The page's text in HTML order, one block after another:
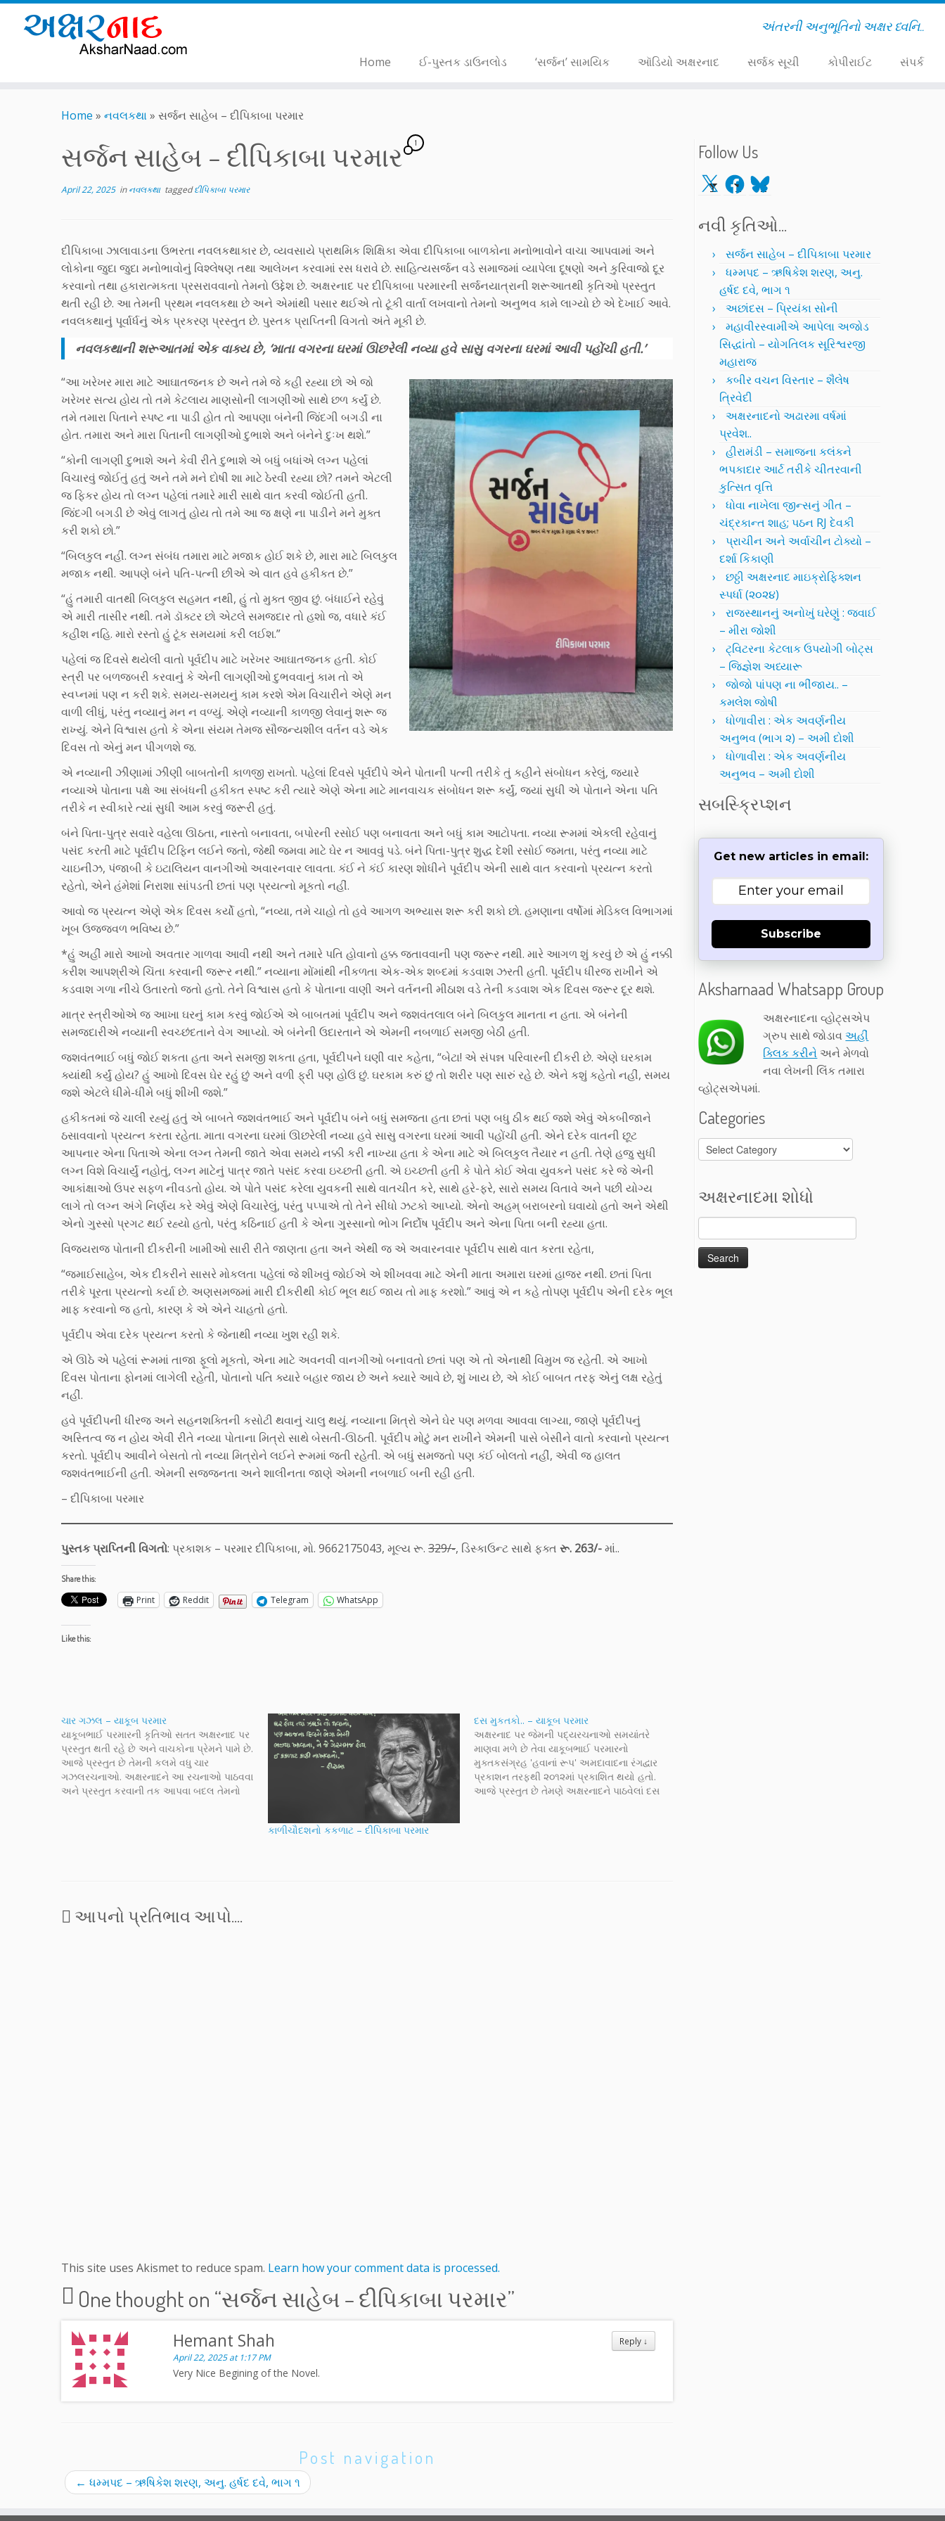
અંતરની અનુભૂતિનો અક્ષર ધ્વનિ..
Home ઈ-પુસ્તક ડાઉનલોડ ‘સર્જન’ સામયિક ઑડિયો અક્ષરનાદ સર્જક સૂચી કોપીરાઈટ સંપર્ક
Home » નવલકથા» સર્જન સાહેબ – દીપિકાબા પરમાર
સર્જન સાહેબ – દીપિકાબા પરમાર 1
April 22, 2025inનવલકથા taggedદીપિકાબા પરમાર
દીપિકાબા ઝાલાવાડના ઉભરતા નવલકથાકાર છે, વ્યવસાયે પ્રાથમિક શિક્ષિકા એવા દીપિકાબા બાળકોના મનોભાવોને વાચા આપવામાં અને
લોકોના જુદા જુદા મનોભાવોનું વિશ્લેષણ તથા આલેખન કરવામાં રસ ધરાવે છે. સાહિત્યસર્જન વડે સમાજમાં વ્યાપેલા દૂષણો અને કુરિવાજો દૂર
કરવાનો તથા હકારાત્મકતા પ્રસરાવવાનો તેમનો ઉદ્દેશ છે. અક્ષરનાદ પર દીપિકાબા પરમારની સર્જનયાત્રાની શરૂઆતથી કૃતિઓ પ્રસ્તુત
થતી રહી છે. આ તેમની પ્રથમ નવલકથા છે અને એમાંથી પસાર થઈએ તો ટૂંકી વાર્તા લખવાનો તેમનો અનુભવ કામે લાગ્યો છે એ દેખાઈ આવે.
નવલકથાનું પૂર્વાર્ધનું એક પ્રકરણ પ્રસ્તુત છે. પુસ્તક પ્રાપ્તિની વિગતો અંતે મૂકી છે.
નવલકથાની શરૂઆતમાં એક વાક્ય છે, ‘માતા વગરના ઘરમાં ઊછરેલી નવ્યા હવે સાસુ વગરના ઘરમાં આવી પહોંચી હતી.’
“આ ખરેખર મારા માટે આઘાતજનક છે અને તમે જે કહી રહ્યા છો એ જો
ખરેખર સત્ય હોય તો તમે કેટલાય માણસોની લાગણીઓ સાથે છળ કર્યું છે.
તમે તમારા પિતાને સ્પષ્ટ ના પાડી હોત તો આપણા બંનેની જિંદગી બગડી ના
હોત. તમારા અને મારા પિતાની લાગણીઓ દુભાશે અને બંનેને દુઃખ થશે.”
“કોની લાગણી દુભાશે અને કેવી રીતે દુભાશે એ બધું બધાંએ લગ્ન પહેલાં
વિચારવું જોઈતું હતું અને તમે મને દોષી શા માટે ઠેરવી રહ્યા છો? તમને એટલી
જ ફિકર હોય તો લગ્ન પહેલાં તમારે મારી સાથે વાત કરવી જોઈતી હતી.
જિંદગી બગડી છે એવું લાગતું હોય તો તમે આ જ ક્ષણે ના પાડીને મને મુક્ત
કરી શકો છો.”
“બિલકુલ નહીં. લગ્ન સંબંધ તમારા માટે મજાક હોઈ શકે છે, મારા માટે બિલકુલ
મજાક નથી. આપણે બંને પતિ-પત્ની છીએ એ વાત હવે હકીકત છે.”
“હું તમારી વાતથી બિલકુલ સહમત નથી, હું તો મુક્ત જીવ છું. બંધાઈને રહેવું
એ મારી તાસીર નથી. તમે ડૉક્ટર છો એટલે સમજદાર તો હશો જ, વધારે કંઈ
કહીશ નહિ. મારો રસ્તો હું ટૂંક સમયમાં કરી લઈશ.”
પહેલાં જ દિવસે થયેલી વાતો પૂર્વદીપ માટે ખરેખર આઘાતજનક હતી. કોઈ
સ્ત્રી પર બળજબરી કરવાનું કે એની લાગણીઓ દુભવવાનું કામ તો એ
સ્વપ્નમાં પણ ન કરી શકે. સમય-સમયનું કામ કરશે એમ વિચારીને એણે મન
વાળી લીધું, પરંતુ નવ્યાનું મન ન વળ્યું. એણે નવ્યાની કાળજી લેવાનું શરૂ જ
રાખ્યું. એને વિશ્વાસ હતો કે એના સંયમ તેમજ સૌજન્યશીલ વર્તન વડે એક
દિવસ તો એનું મન પીગળશે જ.
એ નવ્યાની ઝીણામાં ઝીણી બાબતોની કાળજી રાખતો. પહેલાં દિવસે પૂર્વદીપે એને પોતાની પત્ની તરીકે તું કહીને સંબોધન કરેલું, જ્યારે
નવ્યાએ પોતાના પક્ષે આ સંબંધની હકીકત સ્પષ્ટ કરી ત્યારે એણે એના માટે માનવાચક સંબોધન શરૂ કર્યું, જ્યાં સુધી એ પોતાને એના પતિ
તરીકે ન સ્વીકારે ત્યાં સુધી આમ કરવું જરૂરી હતું.
બંને પિતા-પુત્ર સવારે વહેલા ઊઠતા, નાસ્તો બનાવતા, બપોરની રસોઈ પણ બનાવતા અને બધું કામ આટોપતા. નવ્યા રૂમમાં એકલી રહેવાનું
પસંદ કરતી માટે પૂર્વદીપ ટિફિન લઈને જતો, જેથી જમવા માટે ઘેર ન આવવું પડે. બંને પિતા-પુત્ર શુદ્ધ દેશી રસોઈ જમતા, પરંતુ નવ્યા માટે
ચાઇનીઝ, પંજાબી કે ઇટાલિયન વાનગીઓ અવારનવાર લાવતા. કંઈ ને કંઈ કારણ શોધીને પૂર્વદીપ એની સાથે વાત કરવાનો પ્રયત્ન કરતો
રહેતો, એને હંમેશાં નિરાશા સાંપડતી છતાં પણ પ્રયત્નો મૂકતો નહીં.
આવો જ પ્રયત્ન એણે એક દિવસ કર્યો હતો, “નવ્યા, તમે ચાહો તો હવે આગળ અભ્યાસ શરૂ કરી શકો છો. હમણાના વર્ષોમાં મેડિકલ વિભાગમાં
ખૂબ ઉજ્જ્વળ ભવિષ્ય છે.”
*હું અહીં મારો આખો અવતાર ગાળવા આવી નથી અને તમારે પતિ હોવાનો હક્ક જતાવવાની પણ જરૂર નથી. મારે આગળ શું કરવું છે એ હું નક્કી
કરીશ આપશ્રીએ ચિંતા કરવાની જરૂર નથી.” નવ્યાના મોંમાંથી નીકળતા એક-એક શબ્દમાં કડવાશ ઝરતી હતી. પૂર્વદીપ ધીરજ રાખીને એ
કડવાશ ગળા નીચે ઉતારતો જતો હતો. તેને વિશ્વાસ હતો કે પોતાના વાણી અને વર્તનની મીઠાશ વડે તેની કડવાશ એક દિવસ જરૂર દૂર થશે.
માત્ર સ્ત્રીઓએ જ આખા ઘરનું કામ કરવું જોઈએ એ બાબતમાં પૂર્વદીપ અને જશવંતલાલ બંને બિલકુલ માનતા ન હતા. એ બંનેની
સમજદારીએ નવ્યાની સ્વચ્છંદતાને વેગ આપ્યો. એ બંનેની ઉદારતાને એ એમની નબળાઈ સમજી બેઠી હતી.
જશવંતભાઈ બધું જોઈ શકતા હતા અને સમજી શકતા હતા, પૂર્વદીપને ઘણી વાર કહેતા, “બેટા! એ સંપન્ન પરિવારની દીકરી છે. એણે ઘરકામ
ક્યાંથી કર્યું હોય? હું આખો દિવસ ઘેર રહું છું અને વળી ફ્રી પણ હોઉં છું. ઘરકામ કરું છું તો શરીર પણ સારું રહે છે. એને કશું કહેતો નહીં, સમય
જશે એટલે ધીમે-ધીમે બધું શીખી જશે.”
હકીકતમાં જે ચાલી રહ્યું હતું એ બાબતે જશવંતભાઈ અને પૂર્વદીપ બંને બધું સમજતા હતા છતાં પણ બધુ ઠીક થઈ જશે એવું એકબીજાને
ઠસાવવાનો પ્રયત્ન કરતા રહેતા. માતા વગરના ઘરમાં ઊછરેલી નવ્યા હવે સાસુ વગરના ઘરમાં આવી પહોંચી હતી. એને દરેક વાતની છૂટ
આપનાર એના પિતાએ એના લગ્ન તેમની જાતે એવા સમયે નક્કી કરી નાખ્યા હતા કે એના માટે એ બિલકુલ તૈયાર ન હતી. તેણે હજુ સુધી
લગ્ન વિશે વિચાર્યું નહોતું, લગ્ન માટેનું પાત્ર જાતે પસંદ કરવા ઇચ્છતી હતી. એ ઇચ્છતી હતી કે પોતે કોઈ એવા યુવકને પસંદ કરે જે એની
આકાંક્ષાઓ ઉપર સફળ નીવડતો હોય. એ પોતે પસંદ કરેલા યુવકની સાથે વાતચીત કરે, સાથે હરે-ફરે, સારો સમય વિતાવે અને પછી યોગ્ય
લાગે તો લગ્ન અંગે નિર્ણય કરે એવું એણે વિચારેલું, પરંતુ પપ્પાએ તો તેને સીધો ઝટકો આપ્યો. એનો અહમ્ બરાબરનો ઘવાયો હતો અને એથી
એનો ગુસ્સો પ્રગટ થઈ રહ્યો હતો, પરંતુ કઠિનાઈ હતી કે એના ગુસ્સાનો ભોગ નિર્દોષ પૂર્વદીપ અને એના પિતા બની રહ્યા હતા.
વિજયરાજ પોતાની દીકરીની ખામીઓ સારી રીતે જાણતા હતા અને એથી જ એ અવારનવાર પૂર્વદીપ સાથે વાત કરતા રહેતા,
“જમાઈસાહેબ, એક દીકરીને સાસરે મોકલતા પહેલાં જે શીખવું જોઈએ એ શીખવવા માટે એની માતા અમારા ઘરમાં હાજર નથી. છતાં પિતા
તરીકે પૂરતા પ્રયત્નો કર્યા છે. અણસમજમાં મારી દીકરીથી કોઈ ભૂલ થઈ જાય તો માફ કરશો.” આવું એ ન કહે તોપણ પૂર્વદીપ એની દરેક ભૂલ
માફ કરવાનો જ હતો, કારણ કે એ એને ચાહતો હતો.
પૂર્વદીપ એવા દરેક પ્રયત્ન કરતો કે જેનાથી નવ્યા ખુશ રહી શકે.
એ ઊઠે એ પહેલાં રૂમમાં તાજા ફૂલો મૂકતો, એના માટે અવનવી વાનગીઓ બનાવતો છતાં પણ એ તો એનાથી વિમુખ જ રહેતી. એ આખો
દિવસ પોતાના ફોનમાં લાગેલી રહેતી, પોતાનો પતિ ક્યારે બહાર જાય છે અને ક્યારે આવે છે, શું ખાય છે, એ કોઈ બાબત તરફ એનું લક્ષ રહેતું
નહીં.
હવે પૂર્વદીપની ધીરજ અને સહનશક્તિની કસોટી થવાનું ચાલુ થયું. નવ્યાના મિત્રો એને ઘેર પણ મળવા આવવા લાગ્યા, જાણે પૂર્વદીપનું
અસ્તિત્વ જ ન હોય એવી રીતે નવ્યા પોતાના મિત્રો સાથે બેસતી-ઊઠતી. પૂર્વદીપ મોટું મન રાખીને એમની પાસે બેસીને વાતો કરવાનો પ્રયત્ન
કરતો. પૂર્વદીપ આવીને બેસતો તો નવ્યા મિત્રોને લઈને રૂમમાં જતી રહેતી. એ બધું સમજતો પણ કંઈ બોલતો નહીં, એવી જ હાલત
જશવંતભાઈની હતી. એમની સજ્જનતા અને શાલીનતા જાણે એમની નબળાઈ બની રહી હતી.
– દીપિકાબા પરમાર
પુસ્તક પ્રાપ્તિની વિગતો: પ્રકાશક – પરમાર દીપિકાબા, મો. 9662175043, મૂલ્ય રૂ. 329/-, ડિસ્કાઉન્ટ સાથે ફક્ત રૂ. 263/-માં..
Share this:
Print Reddit Telegram WhatsApp
Like this:
ચાર ગઝલ – યાકૂબ પરમાર
યાકૂબભાઈ પરમારની કૃતિઓ સતત અક્ષરનાદ પર
પ્રસ્તુત થતી રહે છે અને વાચકોના પ્રેમને પામે છે.
આજે પ્રસ્તુત છે તેમની કલમે વધુ ચાર
ગઝલરચનાઓ. અક્ષરનાદને આ રચનાઓ પાઠવવા
અને પ્રસ્તુત કરવાની તક આપવા બદલ તેમનો
કાળીચૌદશનો કકળાટ – દીપિકાબા પરમાર
દસ મુકતકો.. – યાકૂબ પરમાર
અક્ષરનાદ પર જેમની પદ્યરચનાઓ સમયાંતરે
માણવા મળે છે તેવા યાકૂબભાઈ પરમારનો
મુક્તકસંગ્રહ 'હવાનાં રૂપ' અમદાવાદના રંગદ્વાર
પ્રકાશન તરફથી ૨૦૧૨માં પ્રકાશિત થયો હતો.
આજે પ્રસ્તુત છે તેમણે અક્ષરનાદને પાઠવેલાં દસ
આપનો પ્રતિભાવ આપો....
This site uses Akismet to reduce spam. Learn how your comment data is processed.
One thought on “સર્જન સાહેબ – દીપિકાબા પરમાર”
Reply ↓
Hemant Shah
April 22, 2025 at 1:17 PM
Very Nice Begining of the Novel.
Post navigation
← ધમ્મપદ – ઋષિકેશ શરણ, અનુ. હર્ષદ દવે, ભાગ ૧
Follow Us
X Facebook
Bluesky
નવી કૃતિઓ…
સર્જન સાહેબ – દીપિકાબા પરમાર
ધમ્મપદ – ઋષિકેશ શરણ, અનુ.
હર્ષદ દવે, ભાગ ૧
અછાંદસ – પ્રિયંકા સોની
મહાવીરસ્વામીએ આપેલા અજોડ
સિદ્ધાંતો – યોગતિલક સૂરિશ્વરજી
મહારાજ
કબીર વચન વિસ્તાર – શૈલેષ
ત્રિવેદી
અક્ષરનાદનો અઢારમા વર્ષમાં
પ્રવેશ..
હીરામંડી – સમાજના કલંકને
ભપકાદાર આર્ટ તરીકે ચીતરવાની
કુત્સિત વૃત્તિ
ધોવા નાખેલા જીન્સનું ગીત –
ચંદ્રકાન્ત શાહ; પઠન RJ દેવકી
પ્રાચીન અને અર્વાચીન ટોક્યો –
દર્શા કિકાણી
છઠ્ઠી અક્ષરનાદ માઇક્રોફિક્શન
સ્પર્ધા (૨૦૨૪)
રાજસ્થાનનું અનોખું ઘરેણું : જવાઈ
– મીરા જોશી
ટ્વિટરના કેટલાક ઉપયોગી બોટ્સ
– જિજ્ઞેશ અધ્યારૂ
જોજો પાંપણ ના ભીંજાય.. –
કમલેશ જોષી
ધોળાવીરા : એક અવર્ણનીય
અનુભવ (ભાગ ૨) – અમી દોશી
ધોળાવીરા : એક અવર્ણનીય
અનુભવ – અમી દોશી
સબસ્ક્રિપ્શન
Get new articles in email:
Subscribe
Aksharnaad Whatsapp Group
અક્ષરનાદના વ્હોટ્સએપ
ગ્રુપ સાથે જોડાવઅહીં
ક્લિક કરીને અને મેળવો
નવા લેખની લિંક તમારા
વ્હોટ્સએપમાં.
Categories
Categories
અક્ષરનાદમા શોધો